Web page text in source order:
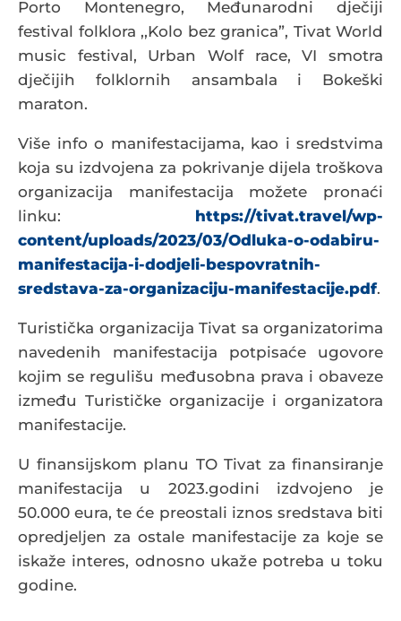
Porto Montenegro, Međunarodni dječiji
festival folklora ,,Kolo bez granica”, Tivat World
music festival, Urban Wolf race, VI smotra
dječijih folklornih ansambala i Bokeški
maraton.
Više info o manifestacijama, kao i sredstvima
koja su izdvojena za pokrivanje dijela troškova
organizacija manifestacija možete pronaći
linku: https://tivat.travel/wp-
content/uploads/2023/03/Odluka-o-odabiru-
manifestacija-i-dodjeli-bespovratnih-
sredstava-za-organizaciju-manifestacije.pdf.
Turistička organizacija Tivat sa organizatorima
navedenih manifestacija potpisaće ugovore
kojim se regulišu međusobna prava i obaveze
između Turističke organizacije i organizatora
manifestacije.
U finansijskom planu TO Tivat za finansiranje
manifestacija u 2023.godini izdvojeno je
50.000 eura, te će preostali iznos sredstava biti
opredjeljen za ostale manifestacije za koje se
iskaže interes, odnosno ukaže potreba u toku
godine.